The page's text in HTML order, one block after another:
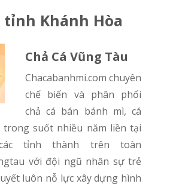
Khánh Hòa
Chả Cá Vũng Tàu
chacabanhmi.com chuyên
chế biến và phân phối
chả cá bán bánh mì, cá
trong suốt nhiều năm liền tại
tỉnh thành trên toàn
với đội ngũ nhân sự trẻ
luôn nỗ lực xây dựng hình